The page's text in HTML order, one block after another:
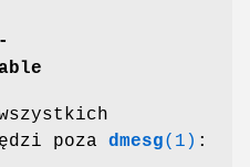
poza dmesg(1) :